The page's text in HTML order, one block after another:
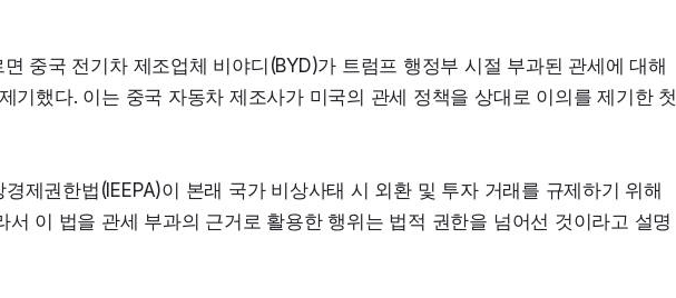
중국 전기차 제조업체 비야디(BYD)가 트럼프 행정부 시절 부과된 관세에 대해
기했다. 이는 중국 자동차 제조사가 미국의 관세 정책을 상대로 이의를 제기한 첫
제권한법(IEEPA)이 본래 국가 비상사태 시 외환 및 투자 거래를 규제하기 위해
서 이 법을 관세 부과의 근거로 활용한 행위는 법적 권한을 넘어선 것이라고 설명